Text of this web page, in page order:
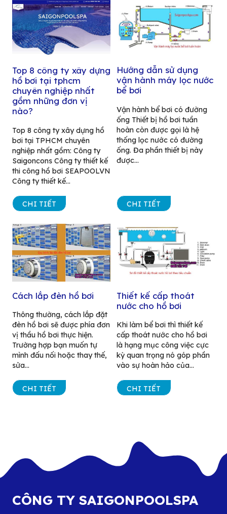
Top 8 công ty xây dựng
hồ bơi tại tphcm
chuyên nghiệp nhất
gồm những đơn vị
nào?
Top 8 công ty xây dựng hồ
bơi tại TPHCM chuyên
nghiệp nhất gồm: Công ty
Saigoncons Công ty thiết kế
thi công hồ bơi SEAPOOLVN
Công ty thiết kế...
CHI TIẾT
Hướng dẫn sử dụng
vận hành máy lọc nước
bể bơi
Vận hành bể bơi có đường
ống Thiết bị hồ bơi tuần
hoàn còn được gọi là hệ
thống lọc nước có đường
ống. Đa phần thiết bị này
được...
CHI TIẾT
Cách lắp đèn hồ bơi
Thông thường, cách lắp đặt
đèn hồ bơi sẽ được phía đơn
vị thầu hồ bơi thực hiện.
Trường hợp bạn muốn tự
mình đấu nối hoặc thay thế,
sửa...
CHI TIẾT
Thiết kế cấp thoát
nước cho hồ bơi
Khi làm bể bơi thì thiết kế
cấp thoát nước cho hồ bơi
là hạng mục công việc cực
kỳ quan trọng nó góp phần
vào sự hoàn hảo của...
CHI TIẾT
CÔNG TY SAIGONPOOLSPA